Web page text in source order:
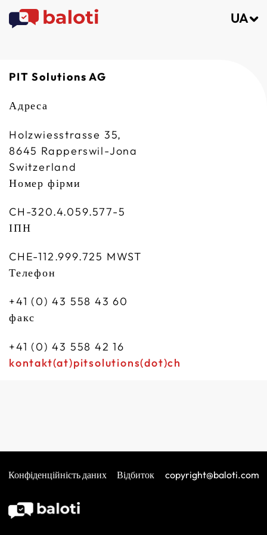
UA
PIT Solutions AG
Адреса
Holzwiesstrasse 35,
8645 Rapperswil-Jona
Switzerland
Номер фірми
CH-320.4.059.577-5
ІПН
CHE-112.999.725 MWST
Телефон
+41 (0) 43 558 43 60
факс
+41 (0) 43 558 42 16
kontakt(at)pitsolutions(dot)ch
Конфіденційність даних Відбиток copyright@baloti.com